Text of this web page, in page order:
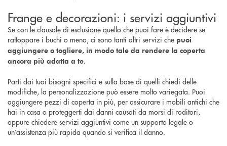
Frange e decorazioni: i servizi aggiuntivi
Se con le clausole di esclusione quello che puoi fare è decidere se
rattoppare i buchi o meno, ci sono tanti altri servizi che puoi
aggiungere o togliere, in modo tale da rendere la coperta
ancora più adatta a te.
Parti dai tuoi bisogni specifici e sulla base di quelli chiedi delle
modifiche, la personalizzazione può essere molto variegata. Puoi
aggiungere pezzi di coperta in più, per assicurare i mobili antichi che
hai in casa o proteggerti dai danni causati da morsi di roditori,
oppure chiedere servizi aggiuntivi come un supporto legale o
un’assistenza più rapida quando si verifica il danno.